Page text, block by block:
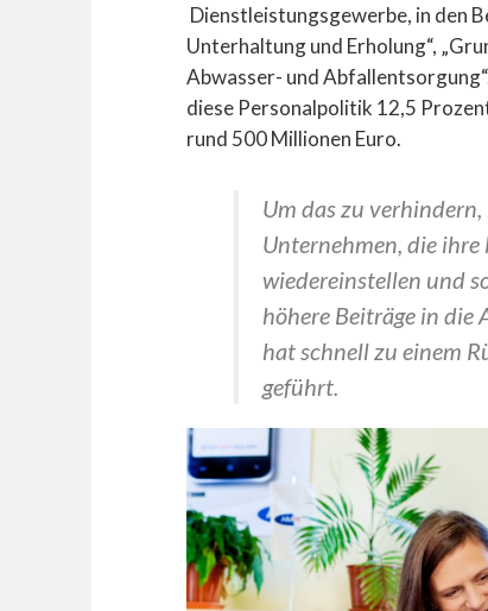
Dienstleistungsgewerbe, in den
Unterhaltung und Erholung“,
Abwasser- und
diese Personalpolitik 12,5
rund 500 Millionen Euro.
Um das zu
Unternehmen, die
wiedereinstellen und
höhere Beiträge in die
hat schnell zu einem
geführt.